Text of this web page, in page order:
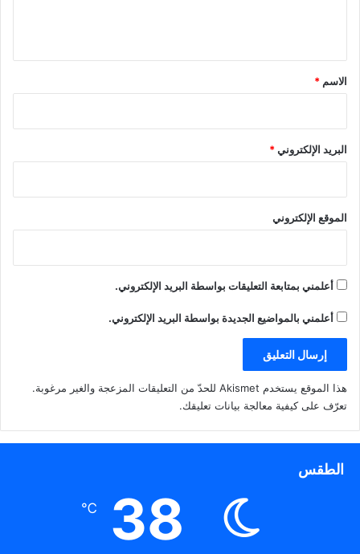
*
الاسم *
البريد الإلكتروني*
الموقع الإلكتروني
أعلمني بمتابعة التعليقات بواسطة البريد الإلكتروني.
أعلمني بالمواضيع الجديدة بواسطة البريد الإلكتروني.
هذا الموقع يستخدم Akismet للحدّ من التعليقات المزعجة والغير مرغوبة.
تعرّف على كيفية معالجة بيانات تعليقك.
الطقس
38
℃